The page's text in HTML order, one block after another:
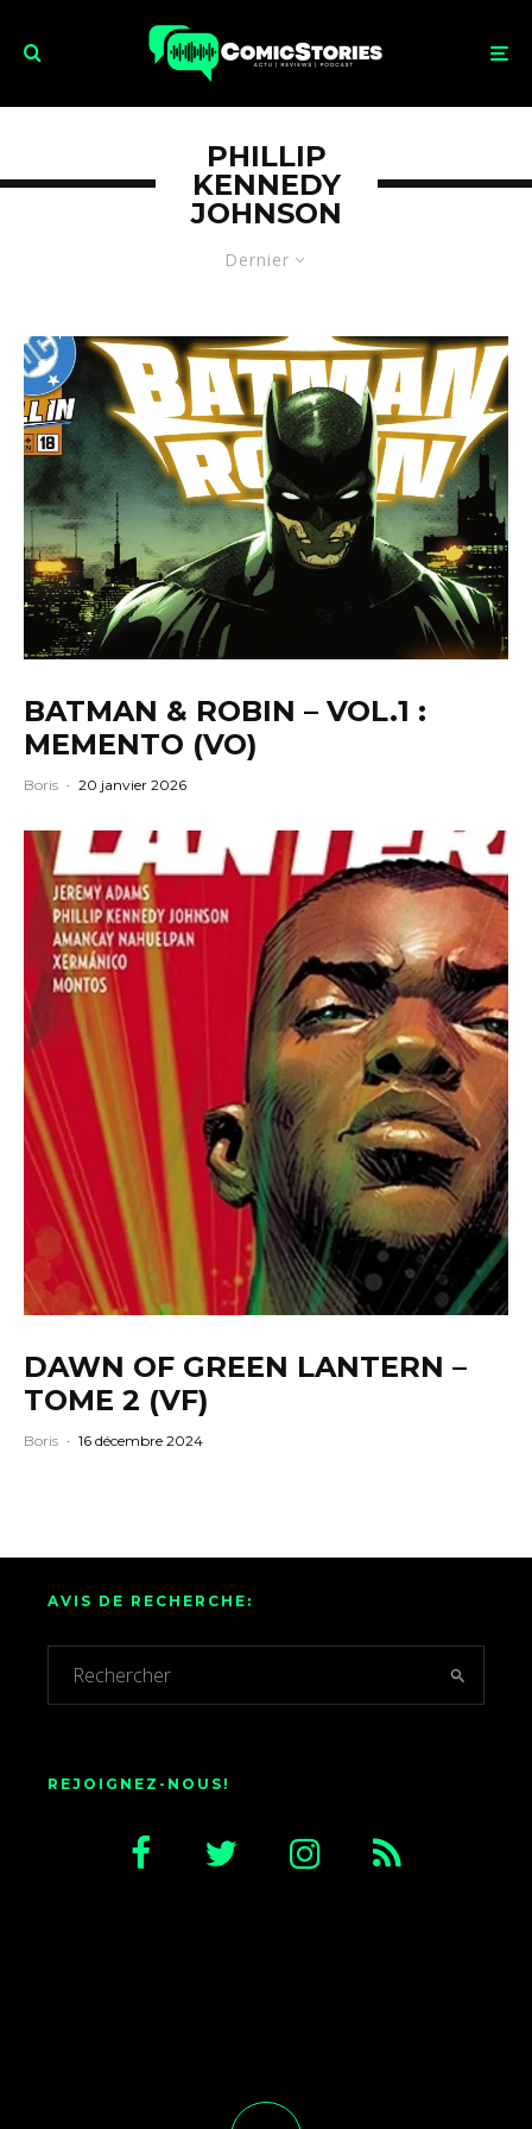
Dernier
PHILLIP
KENNEDY
JOHNSON
BATMAN & ROBIN – VOL.1 :
MEMENTO (VO)
Boris · 20 janvier 2026
DAWN OF GREEN LANTERN –
TOME 2 (VF)
Boris · 16 décembre 2024
AVIS DE RECHERCHE:
REJOIGNEZ-NOUS!